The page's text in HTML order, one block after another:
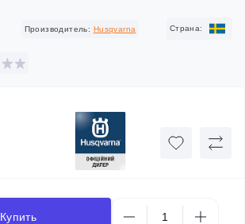
Производитель: Husqvarna Cтрана:
Купить